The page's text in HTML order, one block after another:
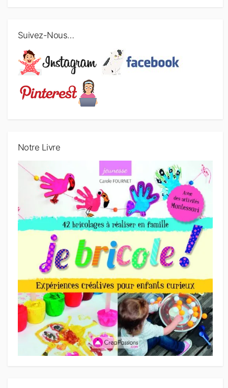
Suivez-Nous…
Notre Livre